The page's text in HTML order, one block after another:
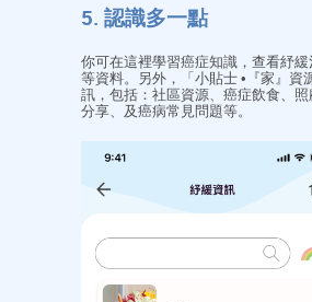
5. 認識多一點
你可在這裡學習癌症知識，查看紓
等資料。另外，「小貼士 •『家』資
訊，包括：社區資源、癌症飲食、
分享、及癌病常見問題等。